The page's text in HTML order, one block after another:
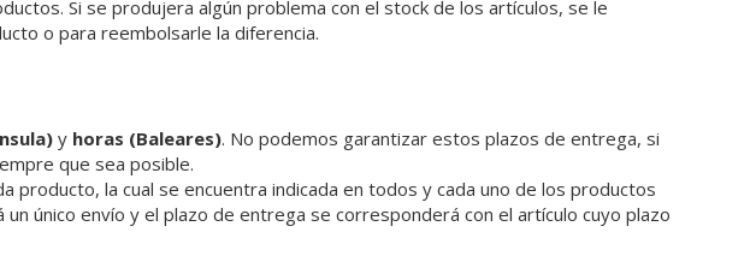
Si se produjera algún problema con el stock de los artículos, se le
o para reembolsarle la diferencia.
y horas (Baleares). No podemos garantizar estos plazos de entrega, si
que sea posible.
producto, la cual se encuentra indicada en todos y cada uno de los productos
único envío y el plazo de entrega se corresponderá con el artículo cuyo plazo